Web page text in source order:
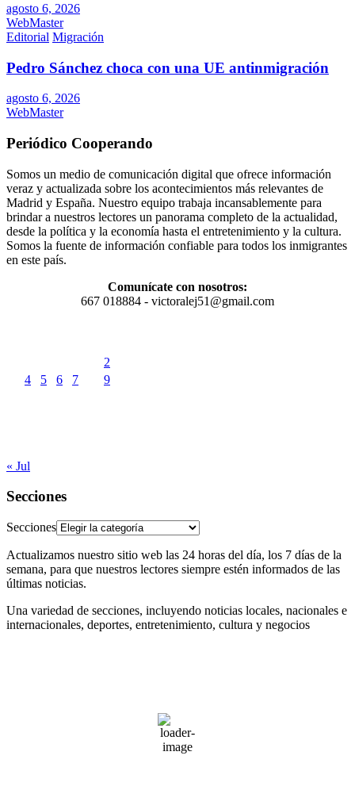
agosto 6, 2026
WebMaster
Editorial Migración
Pedro Sánchez choca con una UE antinmigración
agosto 6, 2026
WebMaster
Periódico Cooperando
Somos un medio de comunicación digital que ofrece información
veraz y actualizada sobre los acontecimientos más relevantes de
Madrid y España. Nuestro equipo trabaja incansablemente para
brindar a nuestros lectores un panorama completo de la actualidad,
desde la política y la economía hasta el entretenimiento y la cultura.
Somos la fuente de información confiable para todos los inmigrantes
en este país.
Comunícate con nosotros:
667 018884 - victoralej51@gmail.com
2
4 5 6 7
9
« Jul
Secciones
Secciones
Actualizamos nuestro sitio web las 24 horas del día, los 7 días de la
semana, para que nuestros lectores siempre estén informados de las
últimas noticias.
Una variedad de secciones, incluyendo noticias locales, nacionales e
internacionales, deportes, entretenimiento, cultura y negocios
33 %